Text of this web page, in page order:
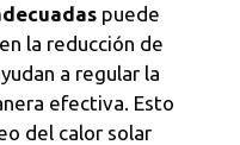
puede
la reducción de
a regular la
efectiva. Esto
del calor solar